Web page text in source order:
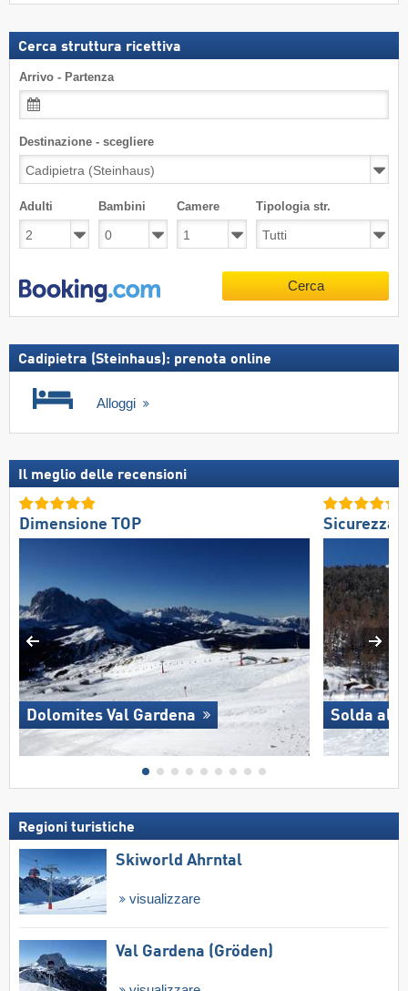
Cerca struttura ricettiva
Arrivo - Partenza
Destinazione - scegliere
Adulti Bambini Camere Tipologia str.
Cerca
Cadipietra (Steinhaus): prenota online
Alloggi
Il meglio delle recensioni
Dimensione TOP
Dolomites Val Gardena
Sicurezza
Solda
Regioni turistiche
Skiworld Ahrntal
visualizzare
Val Gardena (Gröden)